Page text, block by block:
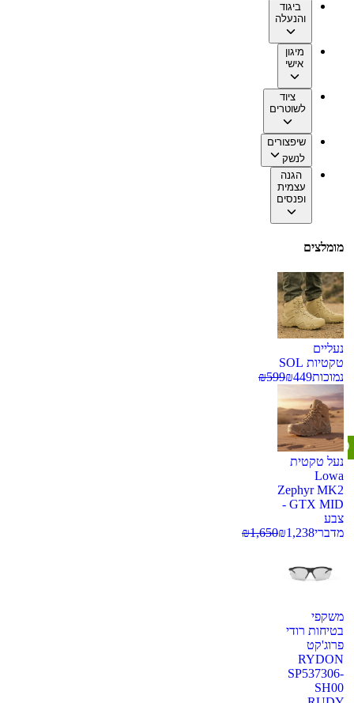
ביגוד
והנעלה
מיגון
אישי
ציוד
לשוטרים
שיפצורים
לנשק
הגנה
עצמית
ופנסים
מומלצים
נעליים
טקטיות SOL
נמוכות
₪449
₪599
נעל טקטית
Lowa
Zephyr MK2
GTX MID -
צבע
מדברי
₪1,238
₪1,650
משקפי
בטיחות רודי
פרוג'קט
RYDON
SP537306-
SH00